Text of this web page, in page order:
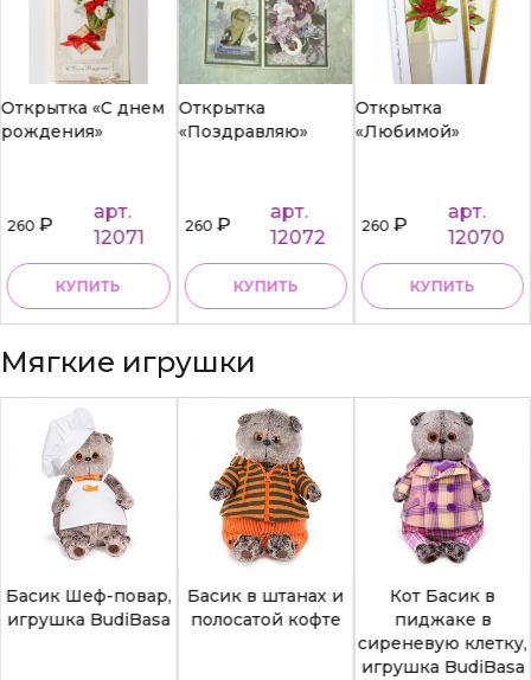
Открытка «С днем
рождения»
260₽
арт.
12071
КУПИТЬ
Открытка
«Поздравляю»
260₽
арт.
12072
КУПИТЬ
Открытка
«Любимой»
260₽
арт.
12070
КУПИТЬ
Мягкие игрушки
Басик Шеф-повар,
игрушка BudiBasa
Басик в штанах и
полосатой кофте
Кот Басик в
пиджаке в
сиреневую клетку,
игрушка BudiBasa